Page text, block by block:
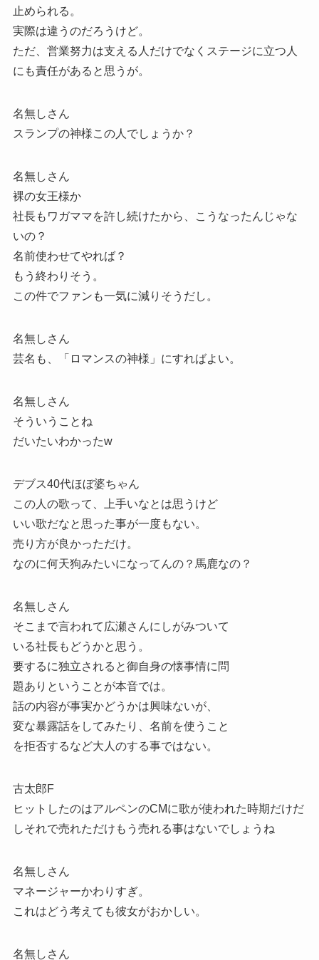
止められる。
実際は違うのだろうけど。
ただ、営業努力は支える人だけでなくステージに立つ人
にも責任があると思うが。
名無しさん
スランプの神様この人でしょうか？
名無しさん
裸の女王様か
社長もワガママを許し続けたから、こうなったんじゃな
いの？
名前使わせてやれば？
もう終わりそう。
この件でファンも一気に減りそうだし。
名無しさん
芸名も、「ロマンスの神様」にすればよい。
名無しさん
そういうことね
だいたいわかったw
デブス40代ほぼ婆ちゃん
この人の歌って、上手いなとは思うけど
いい歌だなと思った事が一度もない。
売り方が良かっただけ。
なのに何天狗みたいになってんの？馬鹿なの？
名無しさん
そこまで言われて広瀬さんにしがみついて
いる社長もどうかと思う。
要するに独立されると御自身の懐事情に問
題ありということが本音では。
話の内容が事実かどうかは興味ないが、
変な暴露話をしてみたり、名前を使うこと
を拒否するなど大人のする事ではない。
古太郎F
ヒットしたのはアルペンのCMに歌が使われた時期だけだ
しそれで売れただけもう売れる事はないでしょうね
名無しさん
マネージャーかわりすぎ。
これはどう考えても彼女がおかしい。
名無しさん